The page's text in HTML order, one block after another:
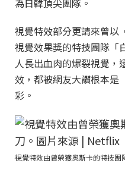
為日韓頂尖團隊。
視覺特效部分更請來曾以
視覺效果獎的特技團隊「
人長出血肉的爆裂視覺，
效，都被網友大讚根本是
彩。
視覺特效由曾榮獲奧斯卡的特技